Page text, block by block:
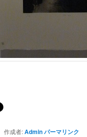
作成者:Adminパーマリンク